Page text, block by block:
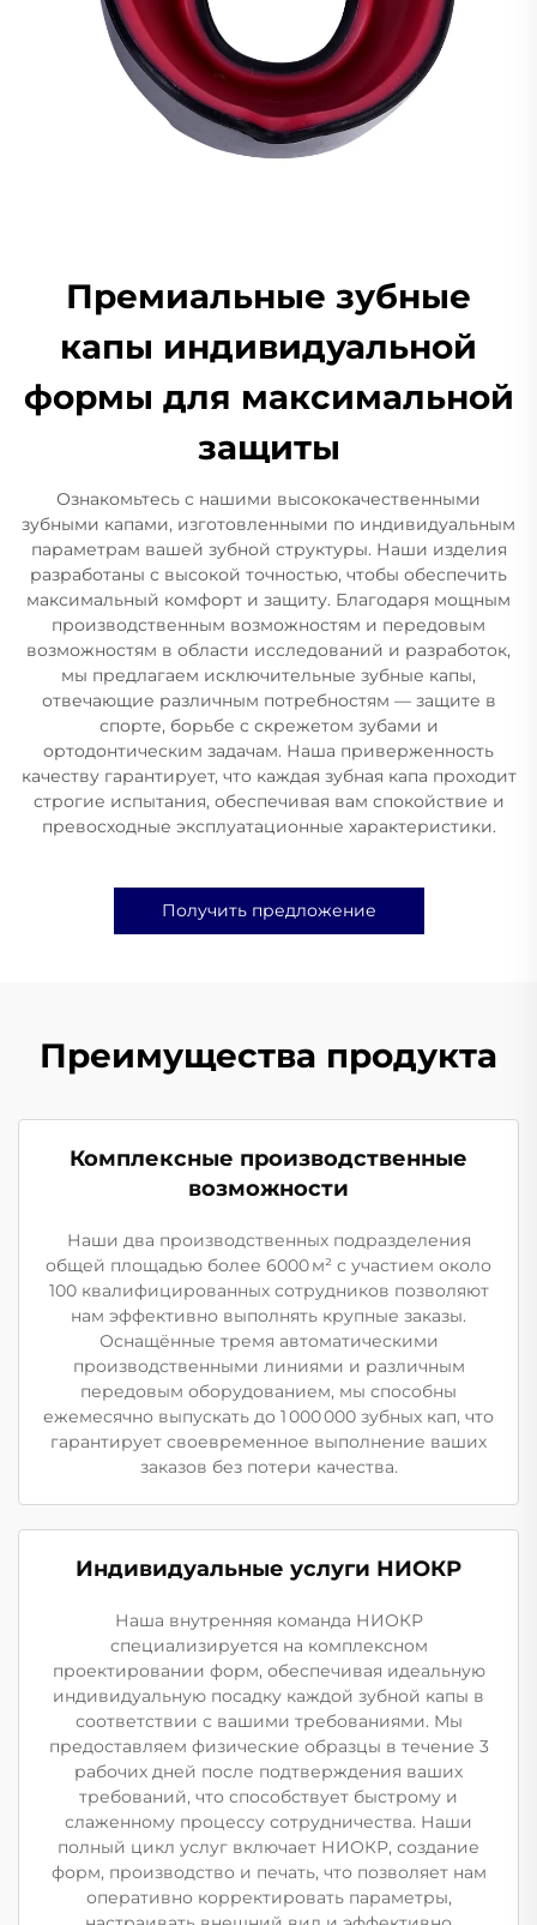
Премиальные зубные
капы индивидуальной
формы для максимальной
защиты
Ознакомьтесь с нашими высококачественными
зубными капами, изготовленными по индивидуальным
параметрам вашей зубной структуры. Наши изделия
разработаны с высокой точностью, чтобы обеспечить
максимальный комфорт и защиту. Благодаря мощным
производственным возможностям и передовым
возможностям в области исследований и разработок,
мы предлагаем исключительные зубные капы,
отвечающие различным потребностям — защите в
спорте, борьбе с скрежетом зубами и
ортодонтическим задачам. Наша приверженность
качеству гарантирует, что каждая зубная капа проходит
строгие испытания, обеспечивая вам спокойствие и
превосходные эксплуатационные характеристики.
Получить предложение
Преимущества продукта
Комплексные производственные
возможности
Наши два производственных подразделения
общей площадью более 6000 м² с участием около
100 квалифицированных сотрудников позволяют
нам эффективно выполнять крупные заказы.
Оснащённые тремя автоматическими
производственными линиями и различным
передовым оборудованием, мы способны
ежемесячно выпускать до 1 000 000 зубных кап, что
гарантирует своевременное выполнение ваших
заказов без потери качества.
Индивидуальные услуги НИОКР
Наша внутренняя команда НИОКР
специализируется на комплексном
проектировании форм, обеспечивая идеальную
индивидуальную посадку каждой зубной капы в
соответствии с вашими требованиями. Мы
предоставляем физические образцы в течение 3
рабочих дней после подтверждения ваших
требований, что способствует быстрому и
слаженному процессу сотрудничества. Наши
полный цикл услуг включает НИОКР, создание
форм, производство и печать, что позволяет нам
оперативно корректировать параметры,